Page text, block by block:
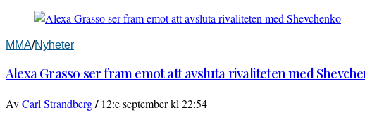
MMA/Nyheter
Alexa Grasso ser fram emot att avsluta rivaliteten med
AvCarl Strandberg/ 12:e september kl 22:54